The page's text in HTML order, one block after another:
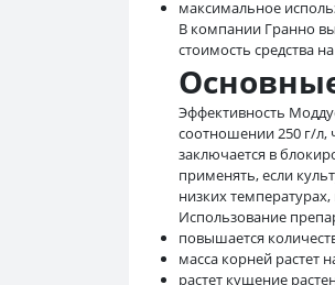
максимальное
В компании Гранно
стоимость средства
Эффективность
соотношении 250 г/л,
заключается в
применять, если
низких
Использование
повышается
масса корней растет
растет кущение